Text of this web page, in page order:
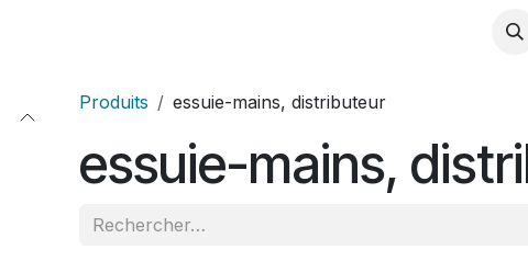
Produits essuie-mains, distributeur
essuie-mains,